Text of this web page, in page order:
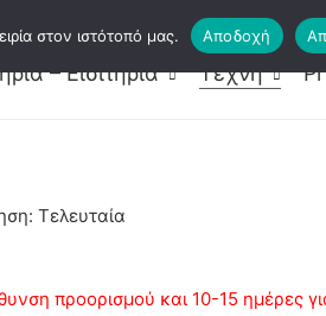
Συγγραφείς
– Εισιτήρια
Τέχνη
Τελευταία
προορισμού και 10-15 ημέρες
στον ιστότοπό μας. Αποδοχή